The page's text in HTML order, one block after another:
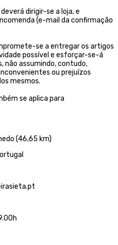
dirigir-se a loja, e
(e-mail da confirmação
se a entregar os artigos
possível e esforçar-se-á
não assumindo, contudo,
ou prejuízos
mesmos.
se aplica para
(46,65 km)